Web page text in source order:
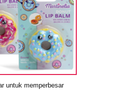
untuk memperbesar